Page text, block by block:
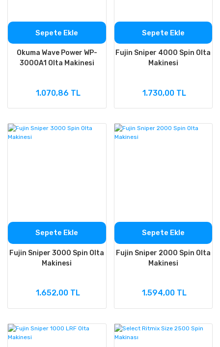
Sepete Ekle
Okuma Wave Power WP-
3000A1 Olta Makinesi
1.070,86 TL
Sepete Ekle
Fujin Sniper 4000 Spin Olta
Makinesi
1.730,00 TL
Sepete Ekle
Fujin Sniper 3000 Spin Olta
Makinesi
1.652,00 TL
Sepete Ekle
Fujin Sniper 2000 Spin Olta
Makinesi
1.594,00 TL